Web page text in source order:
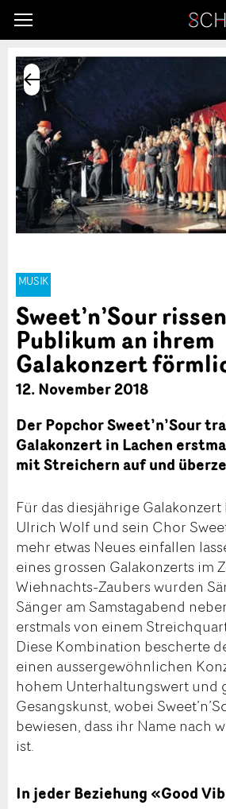
MUSIK
Sweet’n’Sour
Publikum an ihrem
Galakonzert
12. November 2018
Der Popchor Sweet’n’Sour
Galakonzert in Lachen
mit Streichern auf und
Für das diesjährige
Ulrich Wolf und sein Chor
mehr etwas Neues einfallen
eines grossen Galakonzerts im
Wiehnachts-Zaubers wurden
Sänger am Samstagabend
erstmals von einem
Diese Kombination bescherte
einen aussergewöhnlichen
hohem Unterhaltungswert und
Gesangskunst, wobei
bewiesen, dass ihr Name nach
ist.
In jeder Beziehung «Good